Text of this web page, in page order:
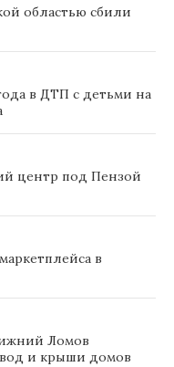
областью сбили
в ДТП с детьми на
центр под Пензой
в
Ломов
и крыши домов